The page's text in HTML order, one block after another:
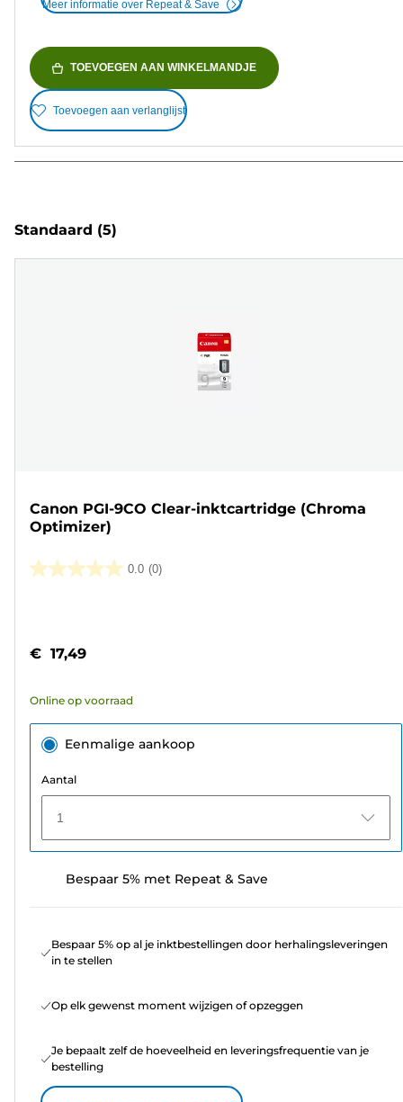
Meer informatie over Repeat & Save
TOEVOEGEN AAN WINKELMANDJE
Toevoegen aan verlanglijst
Standaard (5)
Canon PGI-9CO Clear-inktcartridge (Chroma
Optimizer)
0.0 (0)
0.0
sterren.
€ 17,49
Online op voorraad
Eenmalige aankoop
Aantal
1
Bespaar 5% met Repeat & Save
Bespaar 5% op al je inktbestellingen door herhalingsleveringen
in te stellen
Op elk gewenst moment wijzigen of opzeggen
Je bepaalt zelf de hoeveelheid en leveringsfrequentie van je
bestelling